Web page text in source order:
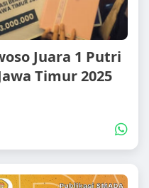
Juara 1 Putri
Timur 2025